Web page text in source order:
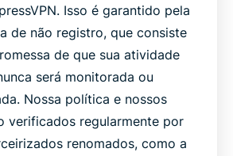
Isso é garantido pela
de não registro, que consiste
de que sua atividade
será monitorada ou
Nossa política e nossos
verificados regularmente por
renomados, como a